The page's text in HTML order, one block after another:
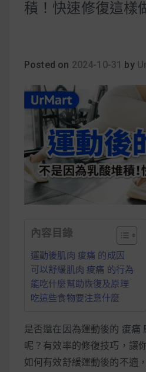
早餐這樣料理最適合！
健身重訓菜單
運動健身飲食建議
2020 年最新蛋白
啦！
減醣食材推薦
減醣料理食譜
積！快速修復這樣
Posted on 2024-10-31 by
內容目錄
運動後肌肉 痠痛 的成因
可以舒緩肌肉 痠痛 的行為
能吃什麼幫助恢復及原理
吃這些食物要注意什麼
是否還在因為運動後的 痠痛
呢？有效率的修復技巧，讓
如何有效舒緩運動後的不適